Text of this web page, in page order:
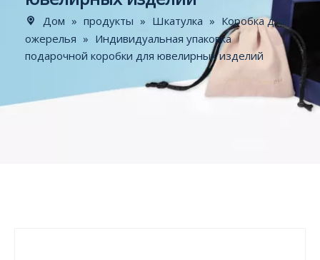
Дом » продукты » Шкатулка » Коробка для
ожерелья » Индивидуальная упаковка
подарочной коробки для ювелирных изделий